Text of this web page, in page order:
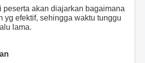
peserta akan diajarkan bagaimana
yg efektif, sehingga waktu tunggu
lama.